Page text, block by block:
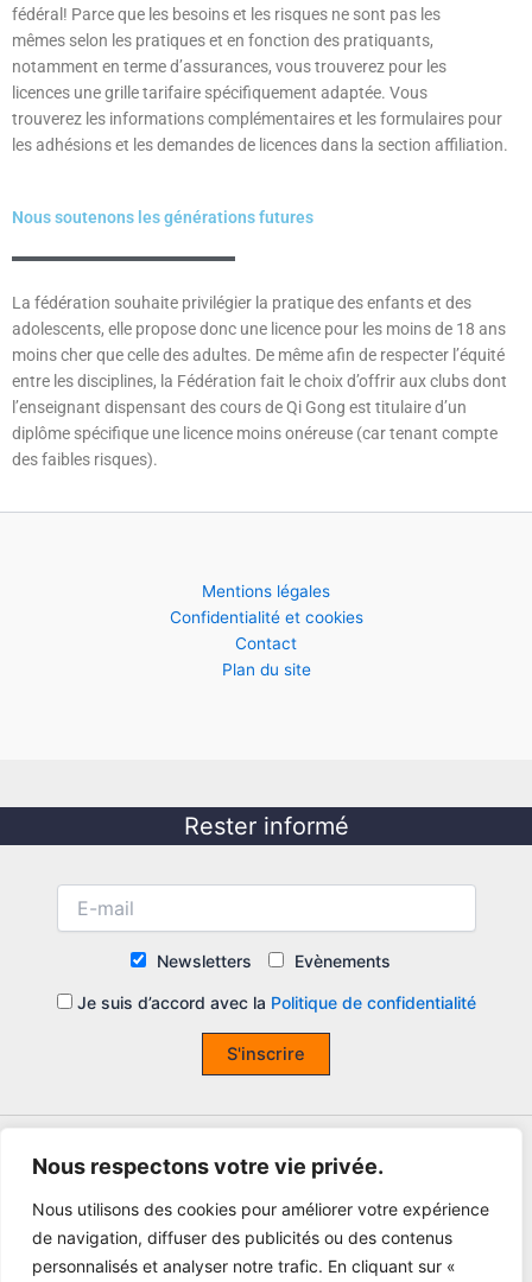
Nous respectons votre vie privée.
Nous utilisons des cookies pour améliorer votre expérience
de navigation, diffuser des publicités ou des contenus
personnalisés et analyser notre trafic. En cliquant sur «
fédéral! Parce que les besoins et les risques ne sont pas les
mêmes selon les pratiques et en fonction des pratiquants,
notamment en terme d’assurances, vous trouverez pour les
licences une grille tarifaire spécifiquement adaptée. Vous
trouverez les informations complémentaires et les formulaires pour
les adhésions et les demandes de licences dans la section affiliation.
Nous soutenons les générations futures
La fédération souhaite privilégier la pratique des enfants et des
adolescents, elle propose donc une licence pour les moins de 18 ans
moins cher que celle des adultes. De même afin de respecter l’équité
entre les disciplines, la Fédération fait le choix d’offrir aux clubs dont
l’enseignant dispensant des cours de Qi Gong est titulaire d’un
diplôme spécifique une licence moins onéreuse (car tenant compte
des faibles risques).
Mentions légales
Confidentialité et cookies
Contact
Plan du site
Rester informé
Newsletters Evènements
Je suis d’accord avec la Politique de confidentialité
S'inscrire